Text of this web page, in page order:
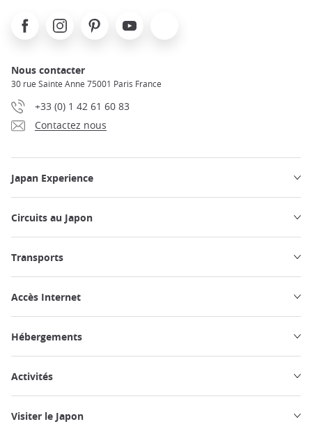
FacebookInstagramPinterest Youtube
Nous contacter
30 rue Sainte Anne 75001 Paris France
+33 (0) 1 42 61 60 83
Contactez nous
Japan Experience
Circuits au Japon
Transports
Accès Internet
Hébergements
Activités
Visiter le Japon